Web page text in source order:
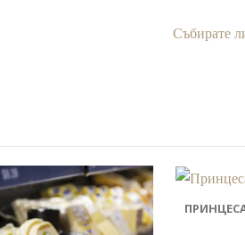
Събирате